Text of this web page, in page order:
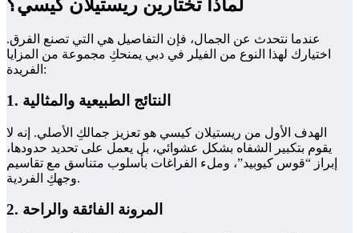
لماذا تختارين ريستيلان كيسي؟
عندما نتحدث عن الجمال، فإن التفاصيل هي التي تصنع الفرق.
اختيارك لهذا النوع من الفيلر في دبي يمنحكِ مجموعة من المزايا
الفريدة:
1. النتائج الطبيعية والمثالية
الهدف الأول من ريستيلان كيسي هو تعزيز جمالكِ الأصلي. إنه لا
يقوم بتكبير الشفاه بشكل عشوائي، بل يعمل على تحديد حدودها،
إبراز “قوس كيوبيد”، وملء الفراغات بأسلوب متناسق مع تقاسيم
وجهكِ الفردية.
2. المرونة الفائقة والراحة